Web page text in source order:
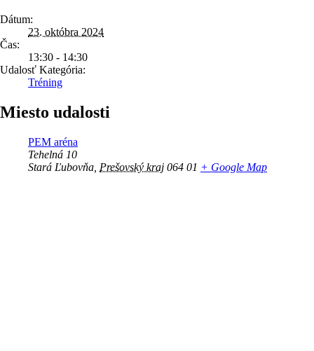
Dátum:
23. októbra 2024
Čas:
13:30 - 14:30
Udalosť Kategória:
Tréning
Miesto udalosti
PEM aréna
Tehelná 10
Stará Ľubovňa Prešovský kraj 064 01 + Google Map